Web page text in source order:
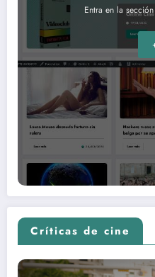
Entra en la
Críticas de cine